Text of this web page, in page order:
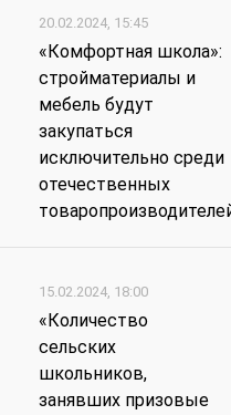
20.02.2024, 15:45
«Комфортная школа»:
стройматериалы и
мебель будут
закупаться
исключительно среди
отечественных
15.02.2024, 18:00
«Количество
сельских
школьников,
занявших призовые